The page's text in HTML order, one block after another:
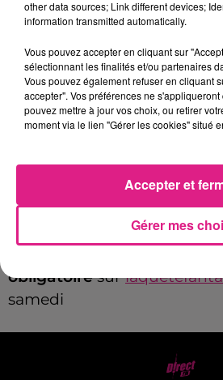
Unjeu de piste géant en
escape game, au cœur de
entre amis ou en famille,
codes dans un univers
mesure.
, départs à
depuis la
place des
obligatoiresur
samedi
other data sources; Link different devices;
information transmitted automatically.
Vous pouvez accepter en cliquant sur
sélectionnant les finalités et/ou partenaires
Vous pouvez également refuser en cliquant
accepter". Vos préférences ne
pouvez mettre à jour vos choix, ou retirer
moment via le lien "Gérer les cookies" situé
Gérer mes
Accepter et